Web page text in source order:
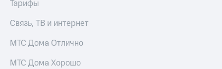
Тарифы
Связь, ТВ и интернет
МТС Дома Отлично
МТС Дома Хорошо